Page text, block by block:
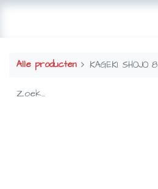
Alle producten KAGEKI SHOJO 8